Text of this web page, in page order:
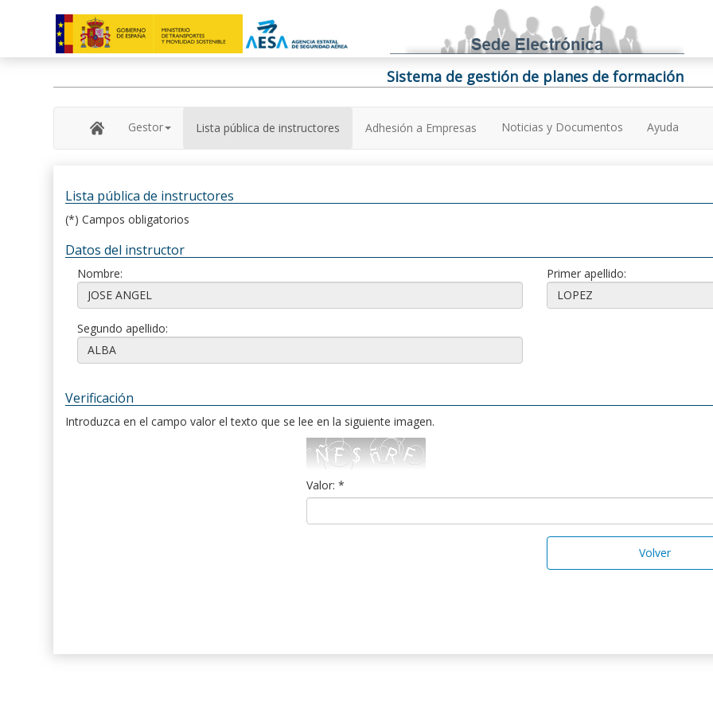
Sistema de gestión de planes de formación
Gestor Lista pública de instructores Adhesión a Empresas Noticias y Documentos Ayuda
Lista pública de instructores
(*) Campos obligatorios
Datos del instructor
Nombre: Primer apellido:
Segundo apellido:
Verificación
Introduzca en el campo valor el texto que se lee en la siguiente imagen.
Valor: *
Volver